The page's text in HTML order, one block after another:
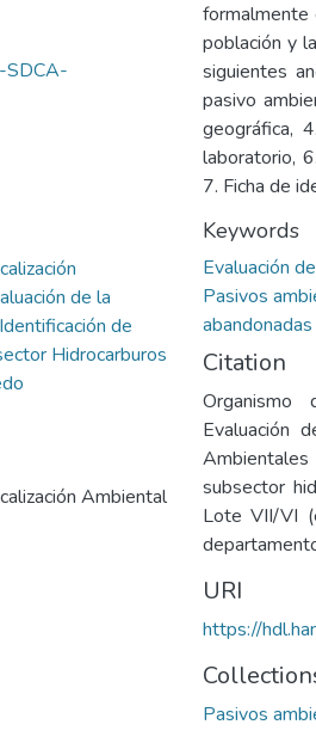
de la
de
Hidrocarburos
Ambiental
formalmente
población y
siguientes
pasivo
geográfica,
laboratorio,
7. Ficha de
Keywords
Evaluación
Pasivos
abandonadas
Citation
Organismo
Evaluación
subsector
Lote VII/VI
URI
https://
Pasivos